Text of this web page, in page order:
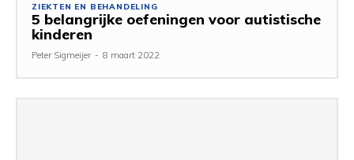
ZIEKTEN EN BEHANDELING
5 belangrijke oefeningen voor autistische
kinderen
Peter Sigmeijer - 8 maart 2022